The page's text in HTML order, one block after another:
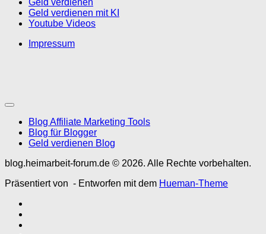
Geld verdienen
Geld verdienen mit KI
Youtube Videos
Impressum
Blog Affiliate Marketing Tools
Blog für Blogger
Geld verdienen Blog
blog.heimarbeit-forum.de © 2026. Alle Rechte vorbehalten.
Präsentiert von - Entworfen mit dem Hueman-Theme